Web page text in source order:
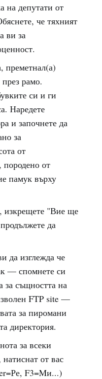
на депутати от
че тяхният
ви за
преметнал(а)
рамо.
си и ги
Наредете
и започнете да
за
от
породено от
памук върху
изкрещете "Вие ще
да
да изглежда че
–– спомнете си
за същността на
FTP site ––
за пиромани
директория.
за всеки
от вас
F3=Mи...)